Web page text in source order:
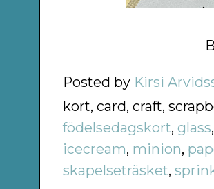
Posted by Kirsi
kort, card, craft,
födelsedagskort,glass,
icecream, minion,
skapelseträsket,